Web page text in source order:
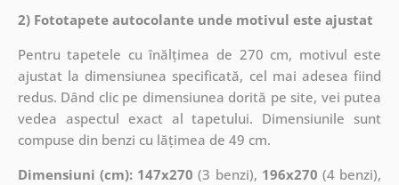
2) Fototapete autocolante unde motivul este ajustat
Pentru tapetele cu înălțimea de 270 cm, motivul este
ajustat la dimensiunea specificată, cel mai adesea fiind
redus. Dând clic pe dimensiunea dorită pe site, vei putea
vedea aspectul exact al tapetului. Dimensiunile sunt
compuse din benzi cu lățimea de 49 cm.
Dimensiuni (cm): 147x270 (3 benzi), 196x270 (4 benzi),